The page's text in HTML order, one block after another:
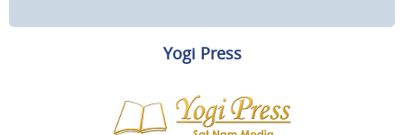
Yogi Press